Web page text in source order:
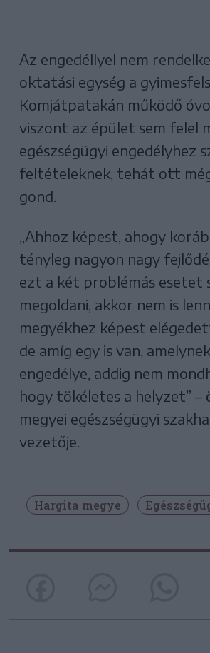
Az engedéllyel nem
oktatási egység a
Komjátpatakán működő
viszont az épület sem felel
egészségügyi engedélyhez
feltételeknek, tehát ott
gond.
„Ahhoz képest, ahogy
tényleg nagyon nagy
ezt a két problémás esetet
megoldani, akkor nem is
megyékhez képest
de amíg egy is van,
engedélye, addig nem
hogy tökéletes a helyzet” –
megyei egészségügyi
vezetője.
Hargita megye